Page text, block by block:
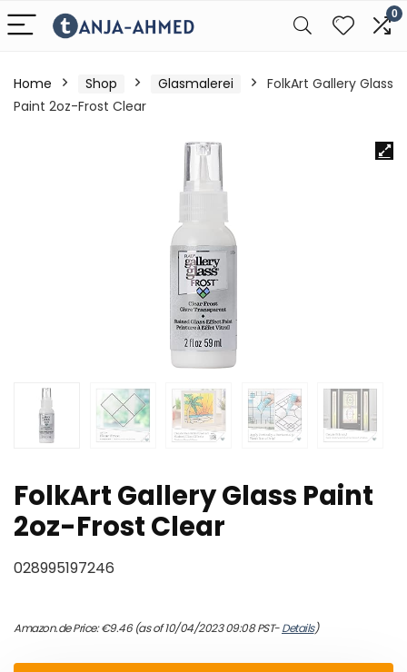
0
Home Shop Glasmalerei
FolkArt Gallery Glass
Paint 2oz-Frost Clear
FolkArt Gallery Glass Paint
2oz-Frost Clear
028995197246
Amazon.de Price:€9.46(as of 10/04/2023 09:08 PST-Details)